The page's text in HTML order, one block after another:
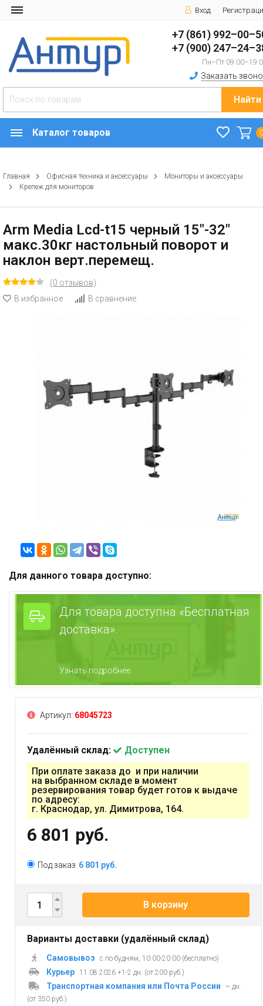
Вход
+7 (861)
+7 (900)
Пн–Пт
Заказать
Найти
Каталог товаров
Главная Офисная техника и аксессуары
Мониторы и аксессуары
Крепеж для мониторов
Arm Media Lcd-t15 черный 15"-32"
макс.30кг настольный поворот и
наклон верт.перемещ.
(0 отзывов)
В избранное
В сравнение
Для данного товара доступно:
Для товара доступна «Бесплатная
доставка».
Узнать подробнее.
Артикул: 68045723
Удалённый склад:
Доступен
При оплате заказа до и при наличии
на выбранном складе в момент
резервирования товар будет готов к выдаче
по адресу:
г. Краснодар, ул. Димитрова, 164.
6 801 руб.
Под заказ 6 801 руб.
В корзину
Варианты доставки (удалённый склад)
Самовывоз с по будням, 10:00-20:00 (бесплатно)
Курьер 11.08.2026 +1-2 дн. (от 200 руб.)
Транспортная компания или Почта России
~ дн.
(от 350 руб.)